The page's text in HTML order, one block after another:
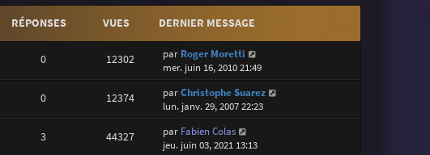
RÉPONSES VUES DERNIER MESSAGE
0 12302 par Roger Moretti
mer. juin 16, 2010 21:49
0 12374 parChristophe Suarez
lun. janv. 29, 2007 22:23
3 44327 par Fabien Colas
jeu. juin 03, 2021 13:13